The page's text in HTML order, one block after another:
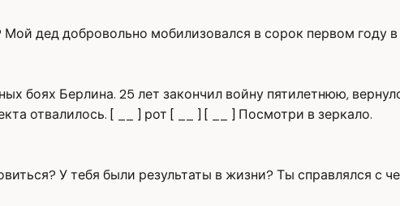
Мой дед добровольно мобилизовался в сорок первом году в
боях Берлина. 25 лет закончил войну пятилетнюю,
отвалилось. [ __ ] рот [ __ ] [ __ ] Посмотри в зеркало.
У тебя были результаты в жизни? Ты справлялся с